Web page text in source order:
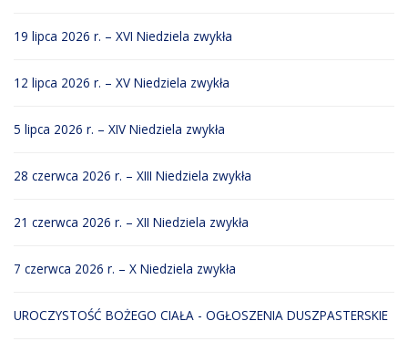
19 lipca 2026 r. – XVI Niedziela zwykła
12 lipca 2026 r. – XV Niedziela zwykła
5 lipca 2026 r. – XIV Niedziela zwykła
28 czerwca 2026 r. – XIII Niedziela zwykła
21 czerwca 2026 r. – XII Niedziela zwykła
7 czerwca 2026 r. – X Niedziela zwykła
UROCZYSTOŚĆ BOŻEGO CIAŁA - OGŁOSZENIA DUSZPASTERSKIE